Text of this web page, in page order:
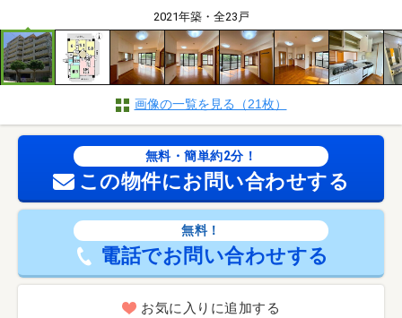
2021年築・全23戸
画像の一覧を見る（21枚）
無料・簡単約2分！
この物件にお問い合わせする
無料！
電話でお問い合わせする
お気に入りに追加する